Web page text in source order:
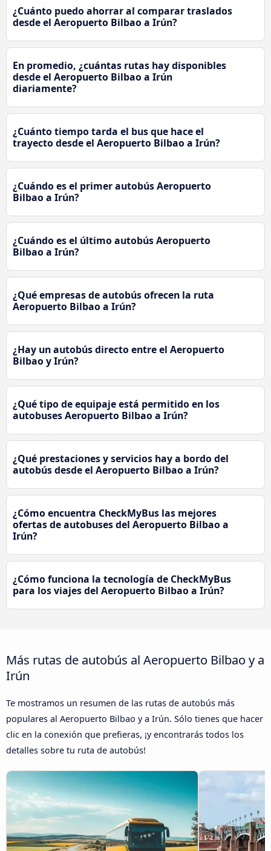
¿Cuánto puedo ahorrar al comparar traslados
desde el Aeropuerto Bilbao a Irún?
En promedio, ¿cuántas rutas hay disponibles
desde el Aeropuerto Bilbao a Irún
diariamente?
¿Cuánto tiempo tarda el bus que hace el
trayecto desde el Aeropuerto Bilbao a Irún?
¿Cuándo es el primer autobús Aeropuerto
Bilbao a Irún?
¿Cuándo es el último autobús Aeropuerto
Bilbao a Irún?
¿Qué empresas de autobús ofrecen la ruta
Aeropuerto Bilbao a Irún?
¿Hay un autobús directo entre el Aeropuerto
Bilbao y Irún?
¿Qué tipo de equipaje está permitido en los
autobuses Aeropuerto Bilbao a Irún?
¿Qué prestaciones y servicios hay a bordo del
autobús desde el Aeropuerto Bilbao a Irún?
¿Cómo encuentra CheckMyBus las mejores
ofertas de autobuses del Aeropuerto Bilbao a
Irún?
¿Cómo funciona la tecnología de CheckMyBus
para los viajes del Aeropuerto Bilbao a Irún?
Más rutas de autobús al Aeropuerto Bilbao y a
Irún
Te mostramos un resumen de las rutas de autobús más
populares al Aeropuerto Bilbao y a Irún. Sólo tienes que hacer
clic en la conexión que prefieras, ¡y encontrarás todos los
detalles sobre tu ruta de autobús!